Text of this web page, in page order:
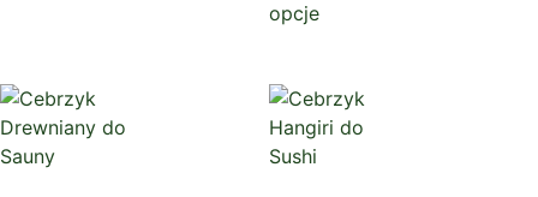
opcje